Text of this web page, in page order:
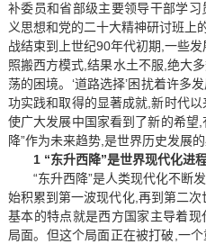
补委员和省部级主要领导干部学
义思想和党的二十大精神研讨班上
战结束到上世纪90年代初期,一些
照搬西方模式,结果水土不服,绝大
荡的困境。‘道路选择’困扰着许多
功实践和取得的显著成就,新时代以
使广大发展中国家看到了新的希望
降”作为未来趋势,是世界历史发展的
1 “东升西降”是世界现代化进
“东升西降”是人类现代化不断
始积累到第一波现代化,再到第二
基本的特点就是西方国家主导着现
局面。但这个局面正在被打破,一